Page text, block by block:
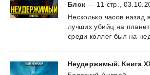
Блок — 11 стр.,
Несколько часов назад я
лучших убийц на
среди коллег был на
Неудержимый. Книга